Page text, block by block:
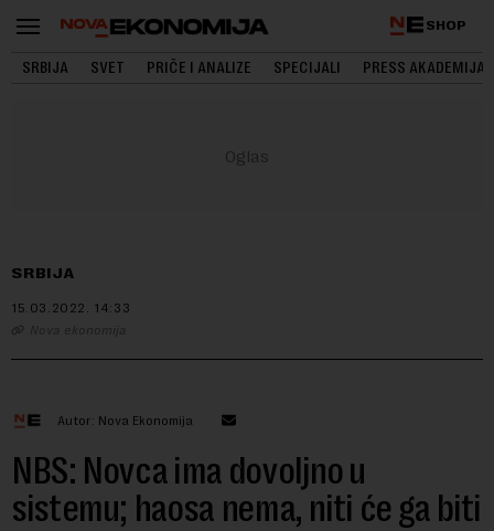
SHOP
SRBIJA SVET PRIČE I ANALIZE SPECIJALI PRESS AKADEMIJA
SRBIJA
15.03.2022. 14:33
Nova ekonomija
Autor: Nova Ekonomija
NBS: Novca ima dovoljno u
sistemu; haosa nema, niti će ga biti